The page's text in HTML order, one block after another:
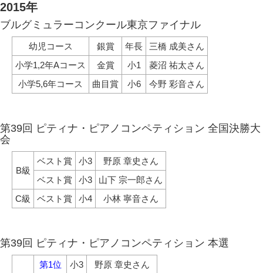
2015年
ブルグミュラーコンクール東京ファイナル
幼児コース 銀賞 年長
三橋 成美さん
小学1,2年Aコース
金賞 小1
菱沼 祐太さん
小学5,6年コース
曲目賞 小6 今野 彩音さん
第39回 ピティナ・ピアノコンペティション 全国決勝大
会
B級
ベスト賞 小3
野原 章史さん
ベスト賞
小3
山下 宗一郎さん
C級
ベスト賞 小4 小林 寧音さん
第39回 ピティナ・ピアノコンペティション 本選
第1位 小3
野原 章史さん